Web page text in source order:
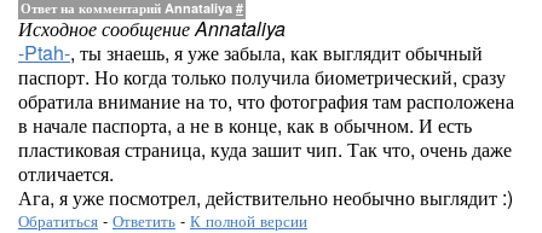
Ответ на комментарий Annataliya #
Исходное сообщение Annataliya
-Ptah-, ты знаешь, я уже забыла, как выглядит обычный
паспорт. Но когда только получила биометрический, сразу
обратила внимание на то, что фотография там расположена
в начале паспорта, а не в конце, как в обычном. И есть
пластиковая страница, куда зашит чип. Так что, очень даже
отличается.
Ага, я уже посмотрел, действительно необычно выглядит :)
Обратиться - Ответить - К полной версии